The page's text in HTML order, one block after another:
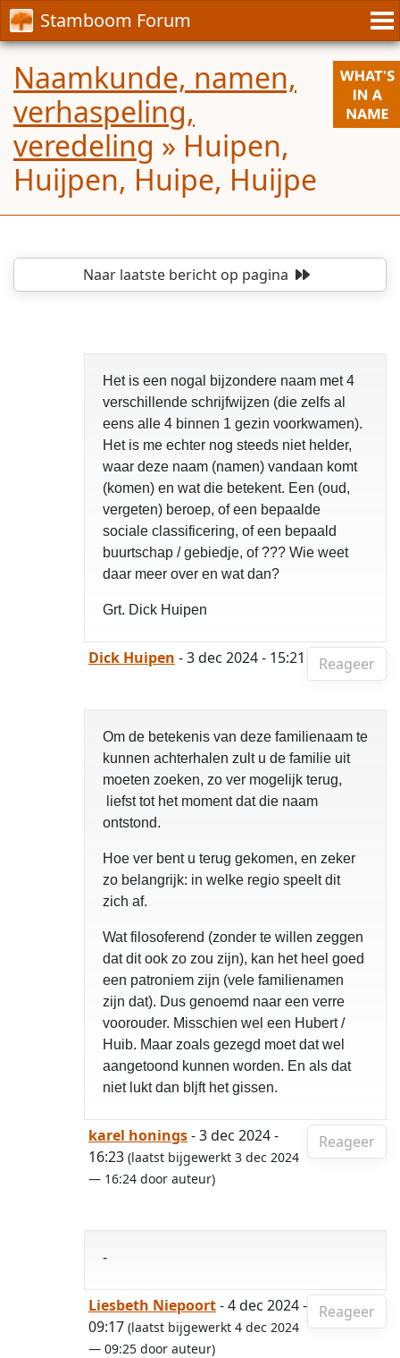
Stamboom Forum
Naamkunde, namen,
verhaspeling,
veredeling » Huipen,
Huijpen, Huipe, Huijpe
Naar laatste berichtop pagina
Het is een nogal bijzondere naam met 4
verschillende schrijfwijzen (die zelfs al
eens alle 4 binnen 1 gezin voorkwamen).
Het is me echter nog steeds niet helder,
waar deze naam (namen) vandaan komt
(komen) en wat die betekent. Een (oud,
vergeten) beroep, of een bepaalde
sociale classificering, of een bepaald
buurtschap / gebiedje, of ??? Wie weet
daar meer over en wat dan?
Grt. Dick Huipen
Reageer
Dick Huipen - 3 dec 2024 - 15:21
Om de betekenis van deze familienaam te
kunnen achterhalen zult u de familie uit
moeten zoeken, zo ver mogelijk terug,
liefst tot het moment dat die naam
ontstond.
Hoe ver bent u terug gekomen, en zeker
zo belangrijk: in welke regio speelt dit
zich af.
Wat filosoferend (zonder te willen zeggen
dat dit ook zo zou zijn), kan het heel goed
een patroniem zijn (vele familienamen
zijn dat). Dus genoemd naar een verre
voorouder. Misschien wel een Hubert /
Huib. Maar zoals gezegd moet dat wel
aangetoond kunnen worden. En als dat
niet lukt dan bljft het gissen.
Reageer
karel honings- 3 dec 2024 -
16:23 (laatst bijgewerkt 3 dec 2024
— 16:24 door auteur)
-
Reageer
Liesbeth Niepoort- 4 dec 2024 -
09:17 (laatst bijgewerkt 4 dec 2024
— 09:25 door auteur)